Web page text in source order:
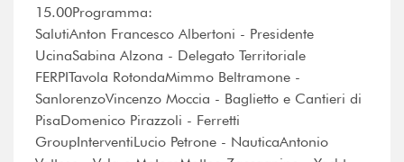
15.00Programma:
SalutiAnton Francesco Albertoni - Presidente
UcinaSabina Alzona - Delegato Territoriale
FERPITavola RotondaMimmo Beltramone -
SanlorenzoVincenzo Moccia - Baglietto e Cantieri di
PisaDomenico Pirazzoli - Ferretti
GroupInterventiLucio Petrone - NauticaAntonio